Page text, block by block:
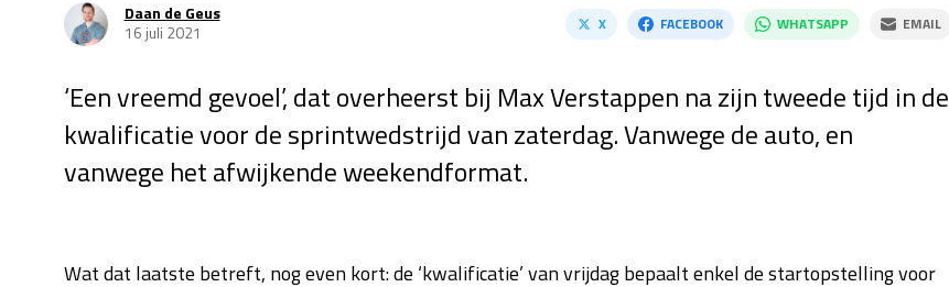
Daan de Geus
16 juli 2021
X FACEBOOK WHATSAPP EMAIL
‘Een vreemd gevoel’, dat overheerst bij Max Verstappen na zijn tweede tijd in de
kwalificatie voor de sprintwedstrijd van zaterdag. Vanwege de auto, en
vanwege het afwijkende weekendformat.
Wat dat laatste betreft, nog even kort: de ‘kwalificatie’ van vrijdag bepaalt enkel de startopstelling voor